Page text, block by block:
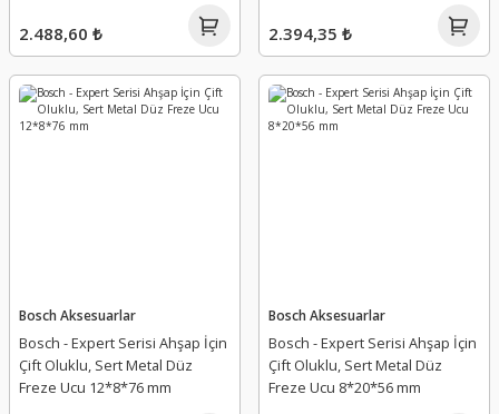
2.488,60 ₺ 2.394,35 ₺
Bosch Aksesuarlar
Bosch - Expert Serisi Ahşap İçin
Çift Oluklu, Sert Metal Düz
Freze Ucu 12*8*76 mm
Bosch Aksesuarlar
Bosch - Expert Serisi Ahşap İçin
Çift Oluklu, Sert Metal Düz
Freze Ucu 8*20*56 mm